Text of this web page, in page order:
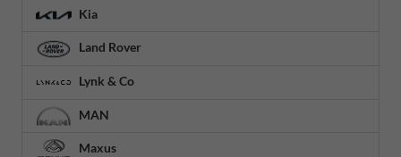
Kia
Land Rover
Lynk & Co
MAN
Maxus